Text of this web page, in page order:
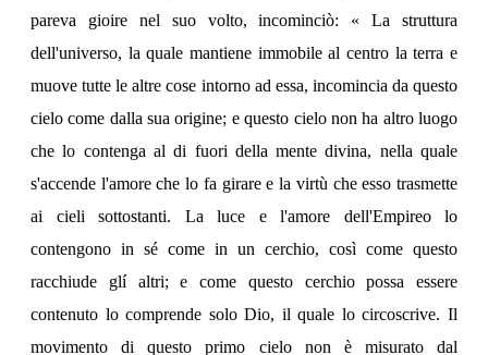
pareva gioire nel suo volto, incominciò: « La struttura
dell'universo, la quale mantiene immobile al centro la terra e
muove tutte le altre cose intorno ad essa, incomincia da questo
cielo come dalla sua origine; e questo cielo non ha altro luogo
che lo contenga al di fuori della mente divina, nella quale
s'accende l'amore che lo fa girare e la virtù che esso trasmette
ai cieli sottostanti. La luce e l'amore dell'Empireo lo
contengono in sé come in un cerchio, così come questo
racchiude glí altri; e come questo cerchio possa essere
contenuto lo comprende solo Dio, il quale lo circoscrive. Il
movimento di questo primo cielo non è misurato dal